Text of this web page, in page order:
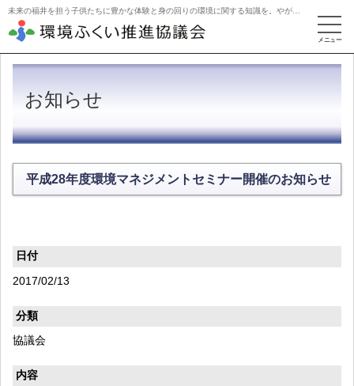
お知らせ
平成28年度環境マネジメントセミナー開催のお知らせ
日付
2017/02/13
分類
協議会
内容